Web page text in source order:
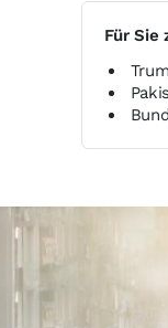
Für Sie